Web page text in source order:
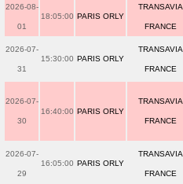
2026-08-
01
18:05:00 PARIS ORLY
TRANSAVIA
FRANCE
2026-07-
31
15:30:00 PARIS ORLY
TRANSAVIA
FRANCE
2026-07-
30
16:40:00 PARIS ORLY
TRANSAVIA
FRANCE
2026-07-
29
16:05:00 PARIS ORLY
TRANSAVIA
FRANCE